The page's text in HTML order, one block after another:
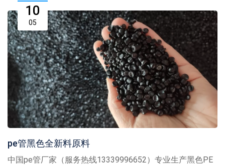
10
05
pe管黑色全新料原料
中国pe管厂家（服务热线13339996652）专业生产黑色PE